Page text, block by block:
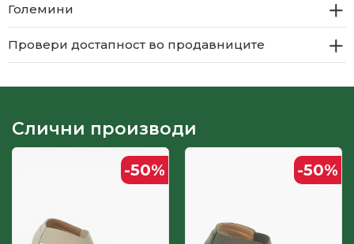
Големини
Провери достапност во продавниците
Слични производи
-50% -50%